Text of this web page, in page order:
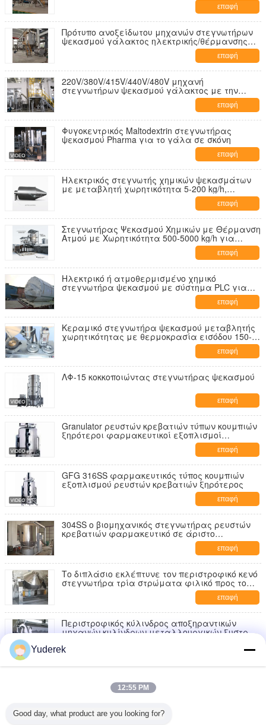
επαφή
Πρότυπο ανοξείδωτου μηχανών στεγνωτήρων
ψεκασμού γάλακτος ηλεκτρικής/θέρμανσης
επαφή
220V/380V/415V/440V/480V μηχανή
στεγνωτήρων ψεκασμού γάλακτος με την
πίεση 0.2-0.6Mpa κολπίσκων και την ηλεκτρική/
επαφή
Φυγοκεντρικός Maltodextrin στεγνωτήρας
ψεκασμού Pharma για το γάλα σε σκόνη
επαφή
Ηλεκτρικός στεγνωτής χημικών ψεκασμάτων
με μεταβλητή χωρητικότητα 5-200 kg/h,
ηλεκτρική ακρίβεια θέρμανσης PID και υψηλή
ικανότητα τροφοδοσίας υγρασίας επαφή
Στεγνωτήρας Ψεκασμού Χημικών με Θέρμανση
Ατμού με Χωρητικότητα 500-5000 kg/h για
Επεξεργασία Τροφών Υψηλής Υγρασίας
επαφή
Ηλεκτρικό ή ατμοθερμισμένο χημικό
στεγνωτήρα ψεκασμού με σύστημα PLC για
επαφή
Κεραμικό στεγνωτήρα ψεκασμού μεταβλητής
χωρητικότητας με θερμοκρασία εισόδου 150-
350 °C για βιομηχανική χημική επεξεργασία
επαφή
ΛΦ-15 κοκκοποιώντας στεγνωτήρας ψεκασμού
επαφή
Granulator ρευστών κρεβατιών τύπων κουμπιών
ξηρότεροι φαρμακευτικοί εξοπλισμοί
επαφή
GFG 316SS φαρμακευτικός τύπος κουμπιών
εξοπλισμού ρευστών κρεβατιών ξηρότερος
επαφή
304SS ο βιομηχανικός στεγνωτήρας ρευστών
κρεβατιών φαρμακευτικό σε άριστο
επαφή
Το διπλάσιο εκλέπτυνε τον περιστροφικό κενό
στεγνωτήρα τρία στρώματα φιλικό προς το
επαφή
Περιστροφικός κύλινδρος αποξηραντικών
μηχανών κυλίνδρων μεταλλουργικών ξυστρών
ξυστρών κυλίνδρων τύπων
PLC κενή ξηρότερη LCD ελέγχου 316ss Rvpd
Yuderek
12:55 PM
Good day, what product are you looking for?